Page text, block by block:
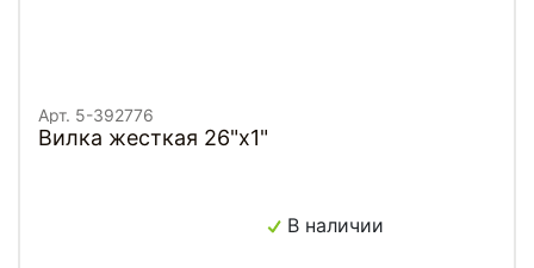
Арт. 5-392776
Вилка жесткая 26"х1"
В наличии